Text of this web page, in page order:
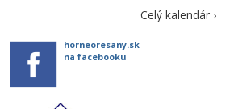
Celý kalendár ›
horneoresany.sk
na facebooku